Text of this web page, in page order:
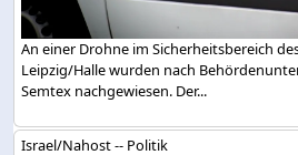
An einer Drohne im Sicherheitsbereich
Leipzig/Halle wurden nach
Semtex nachgewiesen. Der...
Israel/Nahost -- Politik